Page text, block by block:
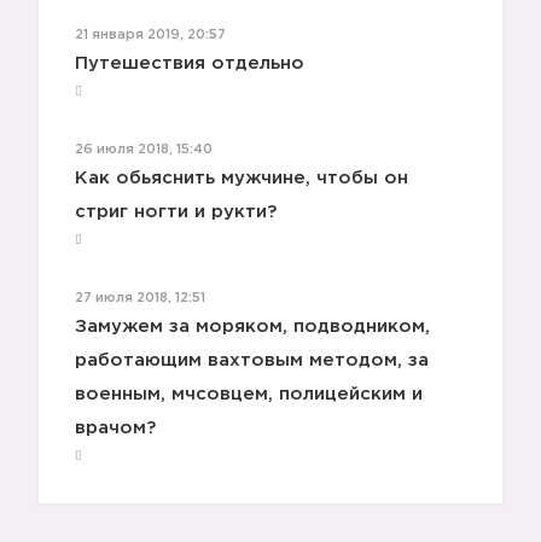
21 января 2019, 20:57
Путешествия отдельно
26 июля 2018, 15:40
Как обьяснить мужчине, чтобы он
стриг ногти и рукти?
27 июля 2018, 12:51
Замужем за моряком, подводником,
работающим вахтовым методом, за
военным, мчсовцем, полицейским и
врачом?